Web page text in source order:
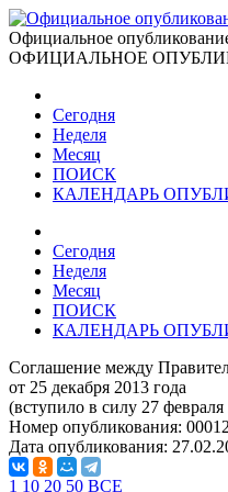
Официальное
ОФИЦИАЛЬНОЕ
Сегодня
Неделя
Месяц
ПОИСК
КАЛЕНДАРЬ
Сегодня
Неделя
Месяц
ПОИСК
КАЛЕНДАРЬ
Соглашение между
от 25 декабря 2013 года
(вступило в силу 27 февраля
Номер опубликования:
Дата опубликования:
1 10 20 50 ВСЕ